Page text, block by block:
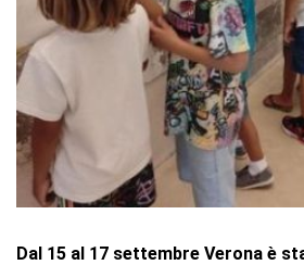
Dal 15 al 17 settembre Verona è